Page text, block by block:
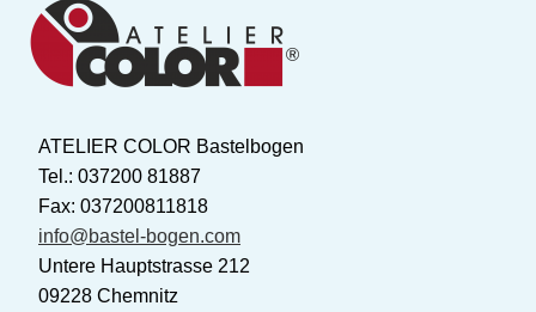
ATELIER COLOR Bastelbogen
Tel.: 037200 81887
Fax: 037200811818
info@bastel-bogen.com
Untere Hauptstrasse 212
09228 Chemnitz